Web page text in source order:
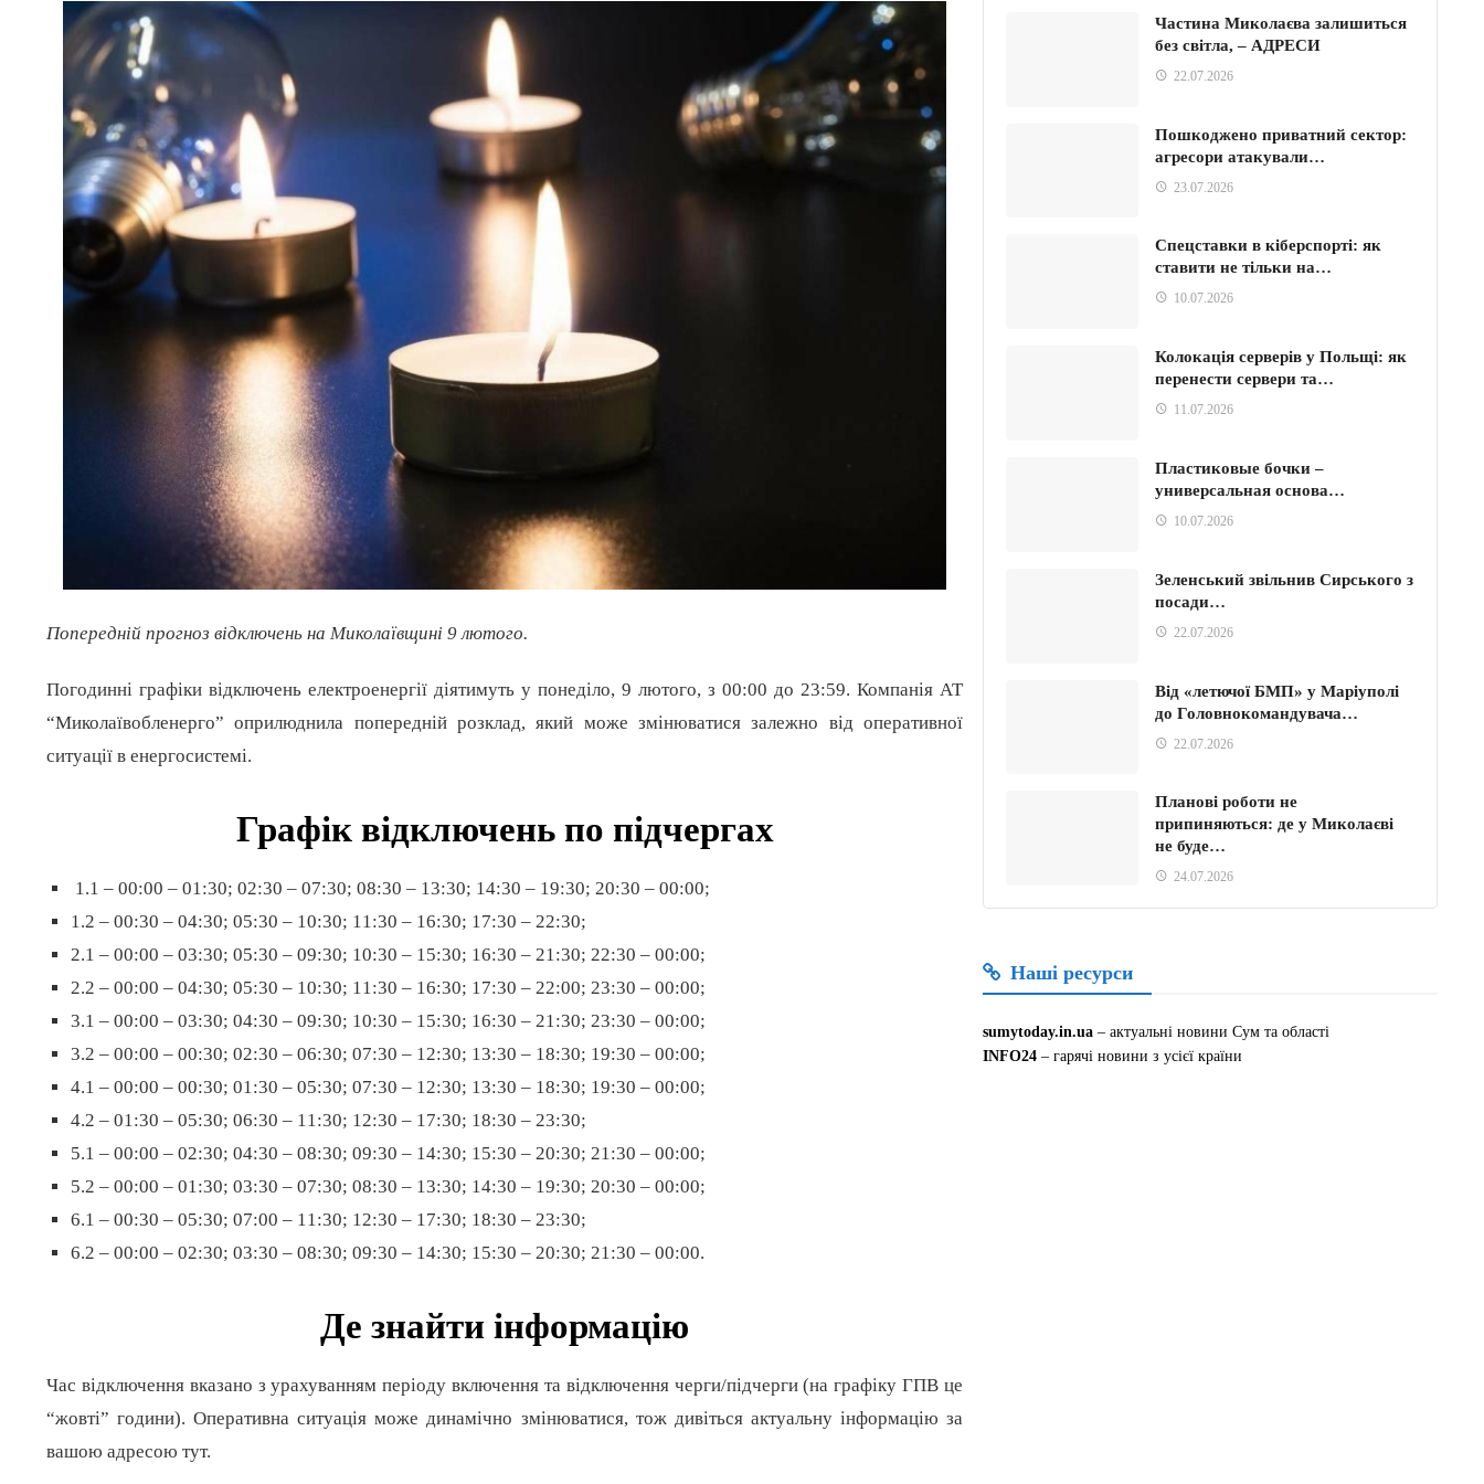
Попередній прогноз відключень на Миколаївщині 9 лютого.
Погодинні графіки відключень електроенергії діятимуть у понеділо, 9 лютого, з 00:00 до 23:59. Компанія АТ
“Миколаївобленерго” оприлюднила попередній розклад, який може змінюватися залежно від оперативної
ситуації в енергосистемі.
Графік відключень по підчергах
1.1 – 00:00 – 01:30; 02:30 – 07:30; 08:30 – 13:30; 14:30 – 19:30; 20:30 – 00:00;
1.2 – 00:30 – 04:30; 05:30 – 10:30; 11:30 – 16:30; 17:30 – 22:30;
2.1 – 00:00 – 03:30; 05:30 – 09:30; 10:30 – 15:30; 16:30 – 21:30; 22:30 – 00:00;
2.2 – 00:00 – 04:30; 05:30 – 10:30; 11:30 – 16:30; 17:30 – 22:00; 23:30 – 00:00;
3.1 – 00:00 – 03:30; 04:30 – 09:30; 10:30 – 15:30; 16:30 – 21:30; 23:30 – 00:00;
3.2 – 00:00 – 00:30; 02:30 – 06:30; 07:30 – 12:30; 13:30 – 18:30; 19:30 – 00:00;
4.1 – 00:00 – 00:30; 01:30 – 05:30; 07:30 – 12:30; 13:30 – 18:30; 19:30 – 00:00;
4.2 – 01:30 – 05:30; 06:30 – 11:30; 12:30 – 17:30; 18:30 – 23:30;
5.1 – 00:00 – 02:30; 04:30 – 08:30; 09:30 – 14:30; 15:30 – 20:30; 21:30 – 00:00;
5.2 – 00:00 – 01:30; 03:30 – 07:30; 08:30 – 13:30; 14:30 – 19:30; 20:30 – 00:00;
6.1 – 00:30 – 05:30; 07:00 – 11:30; 12:30 – 17:30; 18:30 – 23:30;
6.2 – 00:00 – 02:30; 03:30 – 08:30; 09:30 – 14:30; 15:30 – 20:30; 21:30 – 00:00.
Де знайти інформацію
Час відключення вказано з урахуванням періоду включення та відключення черги/підчерги (на графіку ГПВ це
“жовті” години). Оперативна ситуація може динамічно змінюватися, тож дивіться актуальну інформацію за
вашою адресою тут.
Частина Миколаєва залишиться
без світла, – АДРЕСИ
22.07.2026
Пошкоджено приватний сектор:
агресори атакували…
23.07.2026
Спецставки в кіберспорті: як
ставити не тільки на…
10.07.2026
Колокація серверів у Польщі: як
перенести сервери та…
11.07.2026
Пластиковые бочки –
универсальная основа…
10.07.2026
Зеленський звільнив Сирського з
посади…
22.07.2026
Від «летючої БМП» у Маріуполі
до Головнокомандувача…
22.07.2026
Планові роботи не
припиняються: де у Миколаєві
не буде…
24.07.2026
Наші ресурси
sumytoday.in.ua – актуальні новини Сум та області
INFO24 – гарячі новини з усієї країни